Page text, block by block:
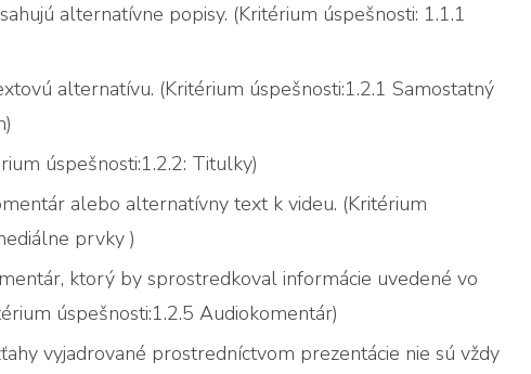
alternatívne popisy. (Kritérium úspešnosti: 1.1.1
alternatívu. (Kritérium úspešnosti:1.2.1 Samostatný
úspešnosti:1.2.2: Titulky)
alebo alternatívny text k videu. (Kritérium
prvky )
ktorý by sprostredkoval informácie uvedené vo
úspešnosti:1.2.5 Audiokomentár)
vyjadrované prostredníctvom prezentácie nie sú vždy